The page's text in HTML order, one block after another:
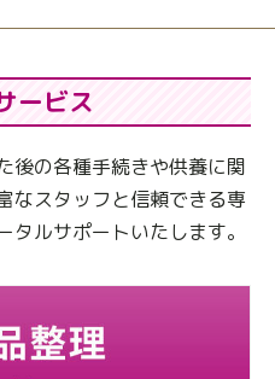
ービス
後の各種手続きや供養に関
なスタッフと信頼できる専
ルサポートいたします。